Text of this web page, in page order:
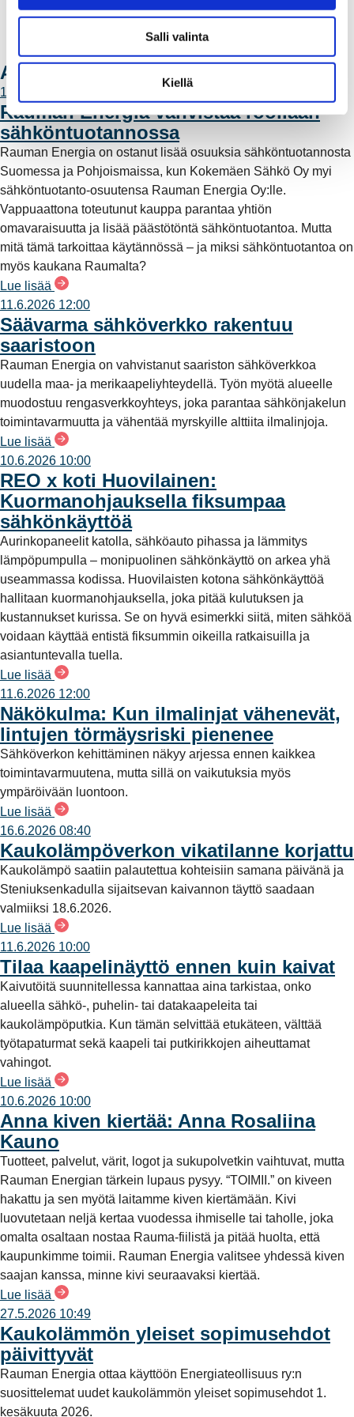
t
a
Salli valinta
Kiellä
Yhteystiedot
Laskutusosoitteet
Ota yhteyttä
Ajankohtaista
11.6.2026 12:00
Rauman Energia vahvistaa rooliaan
sähköntuotannossa
Rauman Energia on ostanut lisää osuuksia sähköntuotannosta
Suomessa ja Pohjoismaissa, kun Kokemäen Sähkö Oy myi
sähköntuotanto-osuutensa Rauman Energia Oy:lle.
Vappuaattona toteutunut kauppa parantaa yhtiön
omavaraisuutta ja lisää päästötöntä sähköntuotantoa. Mutta
mitä tämä tarkoittaa käytännössä – ja miksi sähköntuotantoa on
myös kaukana Raumalta?
Lue lisää
11.6.2026 12:00
Säävarma sähköverkko rakentuu
saaristoon
Rauman Energia on vahvistanut saariston sähköverkkoa
uudella maa- ja merikaapeliyhteydellä. Työn myötä alueelle
muodostuu rengasverkkoyhteys, joka parantaa sähkönjakelun
toimintavarmuutta ja vähentää myrskyille alttiita ilmalinjoja.
Lue lisää
10.6.2026 10:00
REO x koti Huovilainen:
Kuormanohjauksella fiksumpaa
sähkönkäyttöä
Aurinkopaneelit katolla, sähköauto pihassa ja lämmitys
lämpöpumpulla – monipuolinen sähkönkäyttö on arkea yhä
useammassa kodissa. Huovilaisten kotona sähkönkäyttöä
hallitaan kuormanohjauksella, joka pitää kulutuksen ja
kustannukset kurissa. Se on hyvä esimerkki siitä, miten sähköä
voidaan käyttää entistä fiksummin oikeilla ratkaisuilla ja
asiantuntevalla tuella.
Lue lisää
11.6.2026 12:00
Näkökulma: Kun ilmalinjat vähenevät,
lintujen törmäysriski pienenee
Sähköverkon kehittäminen näkyy arjessa ennen kaikkea
toimintavarmuutena, mutta sillä on vaikutuksia myös
ympäröivään luontoon.
Lue lisää
16.6.2026 08:40
Kaukolämpöverkon vikatilanne korjattu
Kaukolämpö saatiin palautettua kohteisiin samana päivänä ja
Steniuksenkadulla sijaitsevan kaivannon täyttö saadaan
valmiiksi 18.6.2026.
Lue lisää
11.6.2026 10:00
Tilaa kaapelinäyttö ennen kuin kaivat
Kaivutöitä suunnitellessa kannattaa aina tarkistaa, onko
alueella sähkö-, puhelin- tai datakaapeleita tai
kaukolämpöputkia. Kun tämän selvittää etukäteen, välttää
työtapaturmat sekä kaapeli tai putkirikkojen aiheuttamat
vahingot.
Lue lisää
10.6.2026 10:00
Anna kiven kiertää: Anna Rosaliina
Kauno
Tuotteet, palvelut, värit, logot ja sukupolvetkin vaihtuvat, mutta
Rauman Energian tärkein lupaus pysyy. “TOIMII.” on kiveen
hakattu ja sen myötä laitamme kiven kiertämään. Kivi
luovutetaan neljä kertaa vuodessa ihmiselle tai taholle, joka
omalta osaltaan nostaa Rauma-fiilistä ja pitää huolta, että
kaupunkimme toimii. Rauman Energia valitsee yhdessä kiven
saajan kanssa, minne kivi seuraavaksi kiertää.
Lue lisää
27.5.2026 10:49
Kaukolämmön yleiset sopimusehdot
päivittyvät
Rauman Energia ottaa käyttöön Energiateollisuus ry:n
suosittelemat uudet kaukolämmön yleiset sopimusehdot 1.
kesäkuuta 2026.